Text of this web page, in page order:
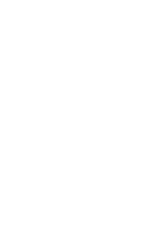
們同意這些條款。
責任。請勿與他人共用
權的使用情況，請立即通
生的所有活動負責。我
留意網路釣魚以及第三
下的資訊。
，可能需要閣下在註冊
請參閱本 LSA 的第 4
用於此類軟體使用的條